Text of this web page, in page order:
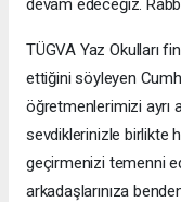
devam edeceğiz.
TÜGVA Yaz Okulları
ettiğini söyleyen
öğretmenlerimizi ayrı
sevdiklerinizle birlikte
geçirmenizi temenni
arkadaşlarınıza